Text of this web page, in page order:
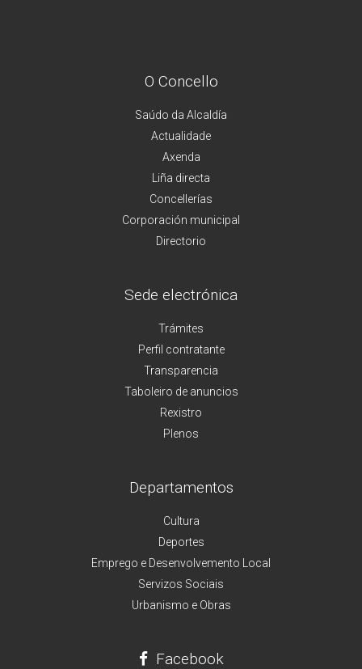
O Concello
Saúdo da Alcaldía
Actualidade
Axenda
Liña directa
Concellerías
Corporación municipal
Directorio
Sede electrónica
Trámites
Perfil contratante
Transparencia
Taboleiro de anuncios
Rexistro
Plenos
Departamentos
Cultura
Deportes
Emprego e Desenvolvemento Local
Servizos Sociais
Urbanismo e Obras
Facebook